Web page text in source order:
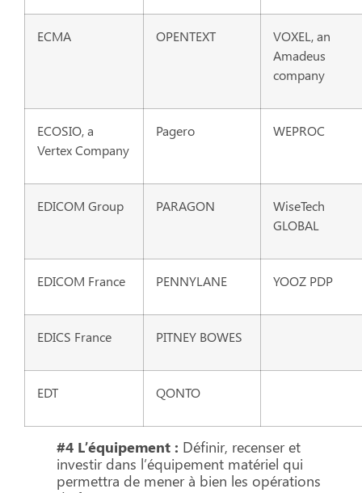
ECMA OPENTEXT
VOXEL, an
Amadeus
company
ECOSIO, a
Vertex Company
Pagero WEPROC
EDICOM Group PARAGON
WiseTech
GLOBAL
EDICOM France PENNYLANE YOOZ PDP
EDICS France PITNEY BOWES
EDT QONTO
#4 L’équipement : Définir, recenser et
investir dans l’équipement matériel qui
permettra de mener à bien les opérations